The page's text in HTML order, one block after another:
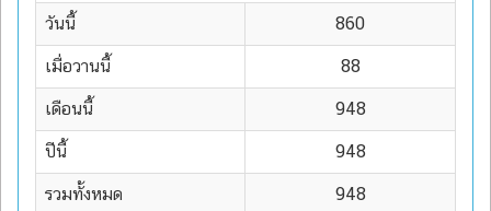
วันนี้ 860
เมื่อวานนี้ 88
เดือนนี้ 948
ปีนี้ 948
รวมทั้งหมด 948